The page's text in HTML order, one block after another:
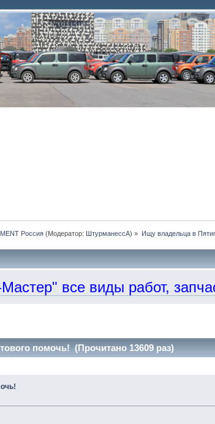
Россия (Модератор: ШтурманессА) » Ищу владельца в
все виды работ,
помочь! (Прочитано 13609 раз)